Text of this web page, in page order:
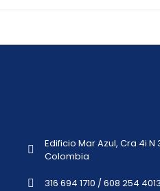
Edificio Mar Azul, Cra 4i
Colombia
316 694 1710 / 608 254 4013